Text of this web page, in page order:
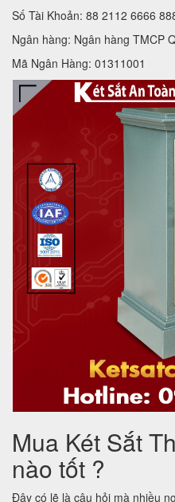
Số Tài Khoản: 88 2112 6666
Ngân hàng: Ngân hàng TMCP
Mã Ngân Hàng: 01311001
Mua Két Sắt
nào tốt ?
Đây có lẽ là câu hỏi mà nhiều